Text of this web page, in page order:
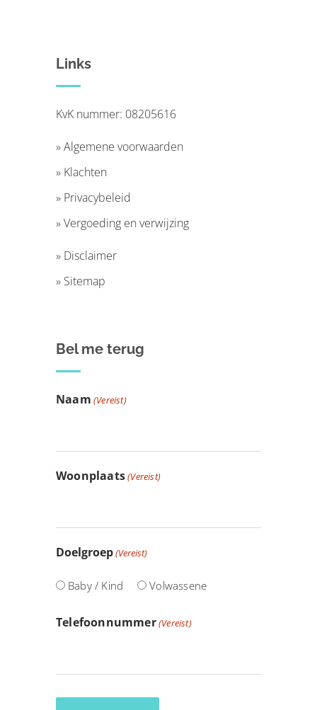
Links
KvK nummer: 08205616
»Algemene voorwaarden
» Klachten
» Privacybeleid
»Vergoeding en verwijzing
» Disclaimer
» Sitemap
Bel me terug
Naam (Vereist)
Woonplaats(Vereist)
Doelgroep(Vereist)
Baby / Kind Volwassene
Telefoonnummer(Vereist)